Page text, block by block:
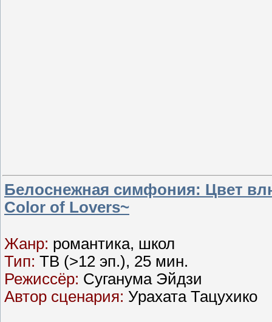
Белоснежная симфония: Цвет
Color of Lovers~
Жанр: романтика, школ
Тип: ТВ (>12 эп.), 25 мин.
Режиссёр: Суганума Эйдзи
Автор сценария: Урахата Тацухико